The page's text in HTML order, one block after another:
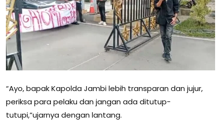
“Ayo, bapak Kapolda Jambi lebih transparan dan jujur,
periksa para pelaku dan jangan ada ditutup-
tutupi,”ujarnya dengan lantang.